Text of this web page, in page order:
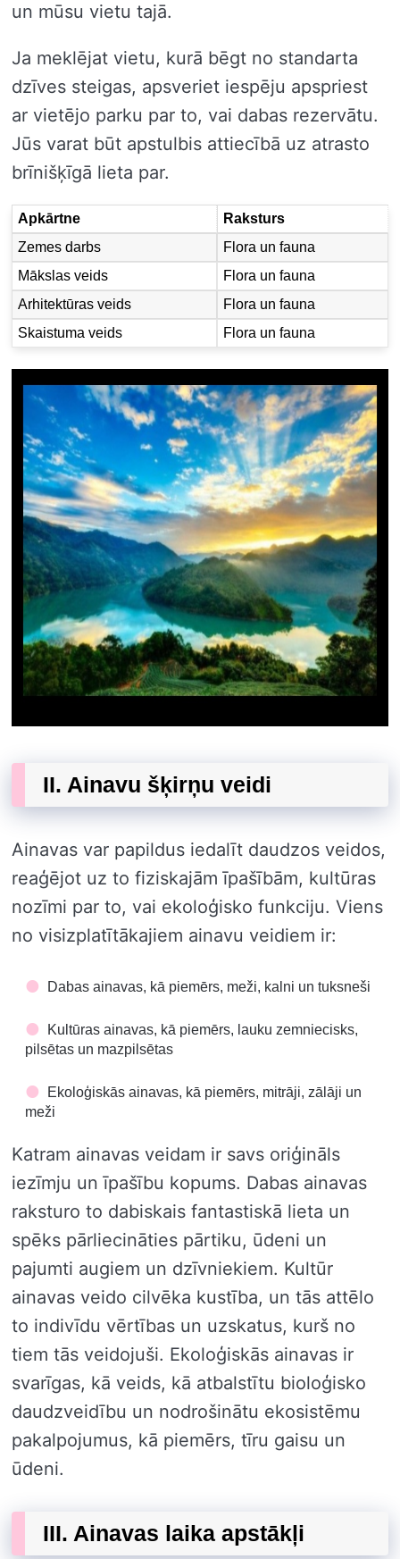
un mūsu vietu tajā.
Ja meklējat vietu, kurā bēgt no standarta
dzīves steigas, apsveriet iespēju apspriest
ar vietējo parku par to, vai dabas rezervātu.
Jūs varat būt apstulbis attiecībā uz atrasto
brīnišķīgā lieta par.
Apkārtne
Raksturs
Zemes darbs
Flora un fauna
Mākslas veids
Flora un fauna
Arhitektūras veids
Flora un fauna
Skaistuma veids
Flora un fauna
II. Ainavu šķirņu veidi
Ainavas var papildus iedalīt daudzos veidos,
reaģējot uz to fiziskajām īpašībām, kultūras
nozīmi par to, vai ekoloģisko funkciju. Viens
no visizplatītākajiem ainavu veidiem ir:
Dabas ainavas, kā piemērs, meži, kalni un tuksneši
Kultūras ainavas, kā piemērs, lauku zemniecisks,
pilsētas un mazpilsētas
Ekoloģiskās ainavas, kā piemērs, mitrāji, zālāji un
meži
Katram ainavas veidam ir savs oriģināls
iezīmju un īpašību kopums. Dabas ainavas
raksturo to dabiskais fantastiskā lieta un
spēks pārliecināties pārtiku, ūdeni un
pajumti augiem un dzīvniekiem. Kultūr
ainavas veido cilvēka kustība, un tās attēlo
to indivīdu vērtības un uzskatus, kurš no
tiem tās veidojuši. Ekoloģiskās ainavas ir
svarīgas, kā veids, kā atbalstītu bioloģisko
daudzveidību un nodrošinātu ekosistēmu
pakalpojumus, kā piemērs, tīru gaisu un
ūdeni.
III. Ainavas laika apstākļi